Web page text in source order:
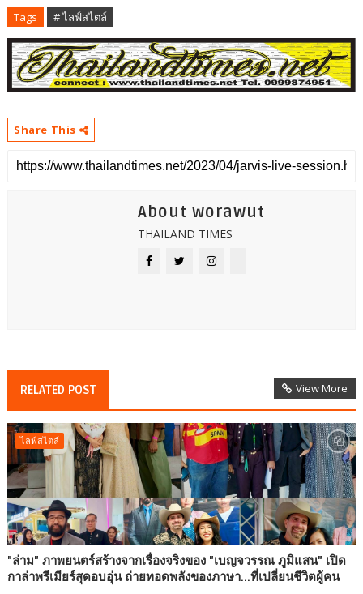
Tags # ไลฟ์สไตล์
Share This
About worawut
THAILAND TIMES
RELATED POST View More
ไลฟ์สไตล์
"ล่าม" ภาพยนตร์สร้างจากเรื่องจริงของ "เบญจวรรณ ภูมิแสน" เปิด
กาล่าพรีเมียร์สุดอบอุ่น ถ่ายทอดพลังของภาษา...ที่เปลี่ยนชีวิตผู้คน